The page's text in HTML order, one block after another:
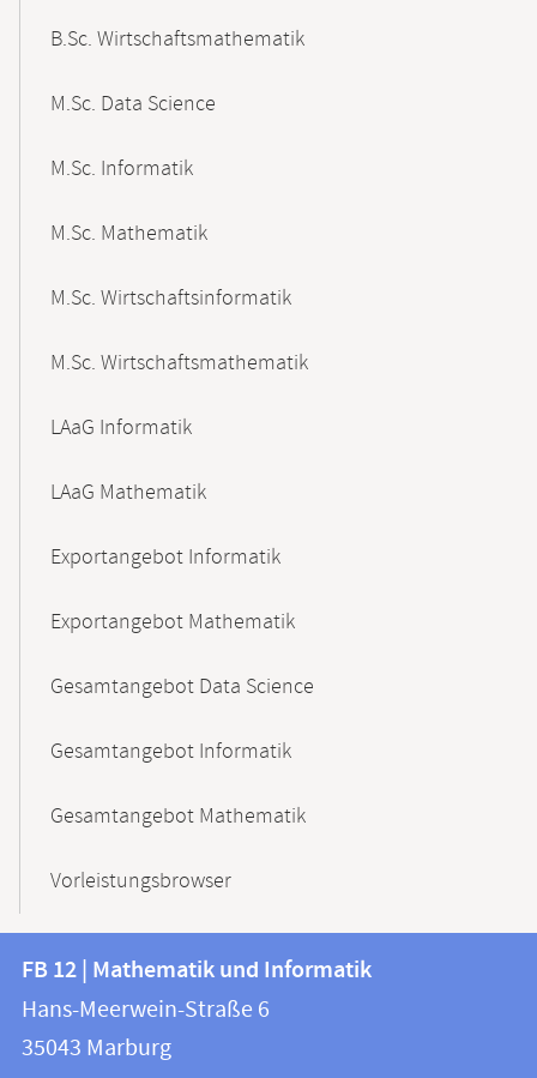
B.Sc. Wirtschaftsmathematik
M.Sc. Data Science
M.Sc. Informatik
M.Sc. Mathematik
M.Sc. Wirtschaftsinformatik
M.Sc. Wirtschaftsmathematik
LAaG Informatik
LAaG Mathematik
Exportangebot Informatik
Exportangebot Mathematik
Gesamtangebot Data Science
Gesamtangebot Informatik
Gesamtangebot Mathematik
Vorleistungsbrowser
Kontakt
und
Informationen
FB
12
|
FB 12 | Mathematik und Informatik
Hans-Meerwein-Straße 6
35043 Marburg